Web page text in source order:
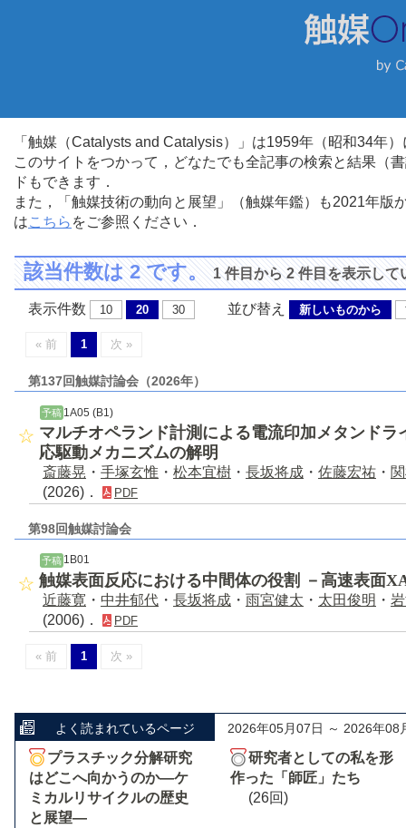
「触媒（Catalysts and Catalysis）」は1959年（昭和34年
このサイトをつかって，どなたでも全記事の検索と結果（
ドもできます．
また，「触媒技術の動向と展望」（触媒年鑑）も2021年
はこちら をご参照ください．
該当件数は 2 です。1 件目から 2 件目を表示して
表示件数 10 20 30 並び替え 新しいものから
« 前 1 次 »
第137回触媒討論会（2026年）
予稿 1A05 (B1)
マルチオペランド計測による電流印加メタンド
応駆動メカニズムの解明
斎藤晃 ・ 手塚玄惟 ・ 松本宜樹 ・ 長坂将成 ・ 佐藤宏祐 ・
(2026)．
PDF
第98回触媒討論会
予稿 1B01
触媒表面反応における中間体の役割 －高速表面
近藤寛 ・ 中井郁代 ・ 長坂将成 ・ 雨宮健太 ・ 太田俊明 ・
(2006)．
PDF
« 前 1 次 »
よく読まれているページ 2026年05月07日 ～ 2026年08
プラスチック分解研究
はどこへ向かうのか―ケ
ミカルリサイクルの歴史
と展望―
研究者としての私を形
作った「師匠」たち
(26回)